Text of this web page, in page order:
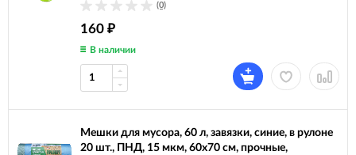
(0)
160 ₽
В наличии
Мешки для мусора, 60 л, завязки, синие, в рулоне
20 шт., ПНД, 15 мкм, 60х70 см, прочные,